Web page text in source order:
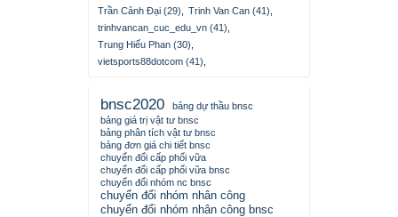
Trần Cảnh Đại (29)
Trinh Van Can (41)
trinhvancan_cuc_edu_vn (41)
Trung Hiếu Phan (30)
vietsports88dotcom (41)
bnsc2020
bảng dự thầu bnsc
bảng giá trị vật tư bnsc
bảng phân tích vật tư bnsc
bảng đơn giá chi tiết bnsc
chuyển đổi cấp phối vữa
chuyển đổi cấp phối vữa bnsc
chuyển đổi nhóm nc bnsc
chuyển đổi nhóm nhân công
chuyển đổi nhóm nhân công bnsc